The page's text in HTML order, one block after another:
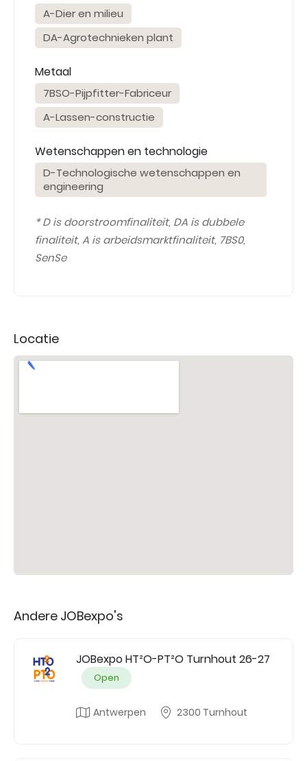
A-Dier en milieu
DA-Agrotechnieken plant
Metaal
7BSO-Pijpfitter-Fabriceur
A-Lassen-constructie
Wetenschappen en technologie
D-Technologische wetenschappen en
engineering
* D is doorstroomfinaliteit, DA is dubbele
finaliteit, A is arbeidsmarktfinaliteit, 7BS0,
SenSe
Locatie
Andere JOBexpo's
JOBexpo HT²O-PT²O Turnhout 26-27
Open
Antwerpen 2300 Turnhout